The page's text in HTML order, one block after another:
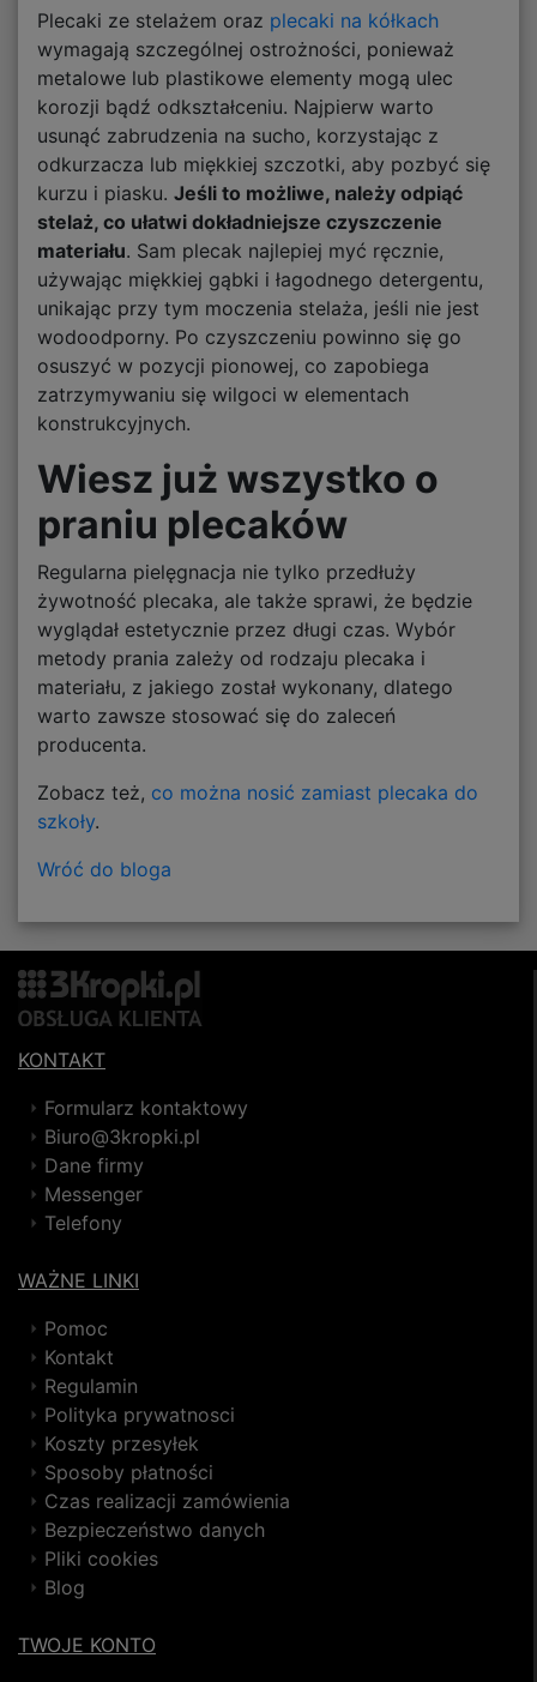
Plecaki ze stelażem oraz plecaki na kółkach
wymagają szczególnej ostrożności, ponieważ
metalowe lub plastikowe elementy mogą ulec
korozji bądź odkształceniu. Najpierw warto
usunąć zabrudzenia na sucho, korzystając z
odkurzacza lub miękkiej szczotki, aby pozbyć się
kurzu i piasku. Jeśli to możliwe, należy odpiąć
stelaż, co ułatwi dokładniejsze czyszczenie
materiału. Sam plecak najlepiej myć ręcznie,
używając miękkiej gąbki i łagodnego detergentu,
unikając przy tym moczenia stelaża, jeśli nie jest
wodoodporny. Po czyszczeniu powinno się go
osuszyć w pozycji pionowej, co zapobiega
zatrzymywaniu się wilgoci w elementach
konstrukcyjnych.
Wiesz już wszystko o
praniu plecaków
Regularna pielęgnacja nie tylko przedłuży
żywotność plecaka, ale także sprawi, że będzie
wyglądał estetycznie przez długi czas. Wybór
metody prania zależy od rodzaju plecaka i
materiału, z jakiego został wykonany, dlatego
warto zawsze stosować się do zaleceń
producenta.
Zobacz też, co można nosić zamiast plecaka do
szkoły.
Wróć do bloga
KONTAKT
Formularz kontaktowy
Biuro@3kropki.pl
Dane firmy
Messenger
Telefony
WAŻNE LINKI
Pomoc
Kontakt
Regulamin
Polityka prywatnosci
Koszty przesyłek
Sposoby płatności
Czas realizacji zamówienia
Bezpieczeństwo danych
Pliki cookies
Blog
TWOJE KONTO